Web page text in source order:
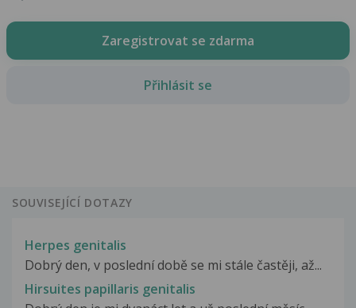
Zaregistrovat se zdarma
Přihlásit se
SOUVISEJÍCÍ DOTAZY
Herpes genitalis
Dobrý den, v poslední době se mi stále častěji, až...
Hirsuites papillaris genitalis